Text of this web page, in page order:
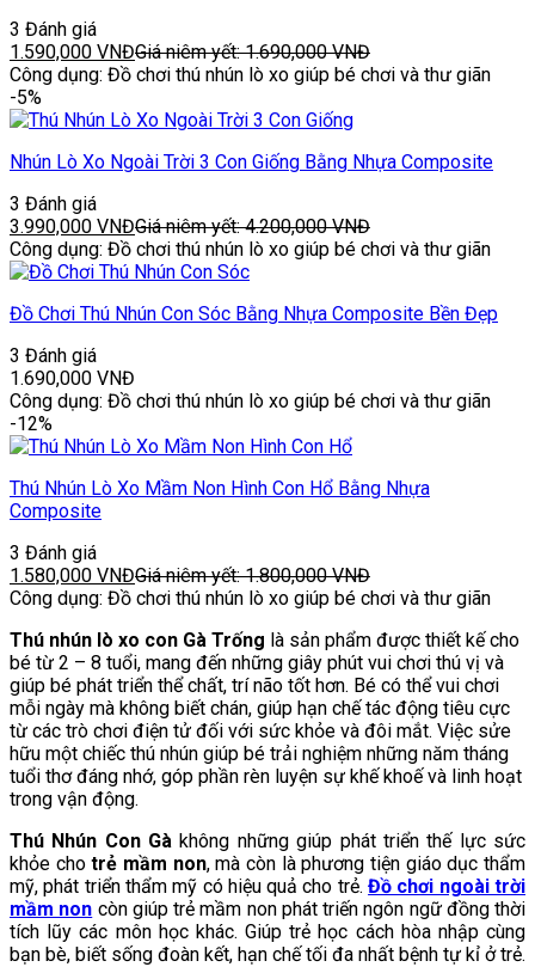
3 Đánh giá
1.590,000 VNĐGiá niêm yết:1.690,000VNĐ
Công dụng: Đồ chơi thú nhún lò xo giúp bé chơi và thư giãn
-5%
Nhún Lò Xo Ngoài Trời 3 Con Giống Bằng Nhựa Composite
3 Đánh giá
3.990,000 VNĐGiá niêm yết:4.200,000VNĐ
Công dụng: Đồ chơi thú nhún lò xo giúp bé chơi và thư giãn
Đồ Chơi Thú Nhún Con Sóc Bằng Nhựa Composite Bền Đẹp
3 Đánh giá
1.690,000 VNĐ
Công dụng: Đồ chơi thú nhún lò xo giúp bé chơi và thư giãn
-12%
Thú Nhún Lò Xo Mầm Non Hình Con Hổ Bằng Nhựa
Composite
3 Đánh giá
1.580,000 VNĐGiá niêm yết:1.800,000VNĐ
Công dụng: Đồ chơi thú nhún lò xo giúp bé chơi và thư giãn
Thú nhún lò xo con Gà Trống là sản phẩm được thiết kế cho
bé từ 2 – 8 tuổi, mang đến những giây phút vui chơi thú vị và
giúp bé phát triển thể chất, trí não tốt hơn. Bé có thể vui chơi
mỗi ngày mà không biết chán, giúp hạn chế tác động tiêu cực
từ các trò chơi điện tử đối với sức khỏe và đôi mắt. Việc sửe
hữu một chiếc thú nhún giúp bé trải nghiệm những năm tháng
tuổi thơ đáng nhớ, góp phần rèn luyện sự khế khoế và linh hoạt
trong vận động.
Thú Nhún Con Gà không những giúp phát triển thế lực sức
khỏe chotrẻ mầm non, mà còn là phương tiện giáo dục thẩm
mỹ, phát triển thẩm mỹ có hiệu quả cho trẻ.Đồ chơi ngoài trời
mầm non còn giúp trẻ mầm non phát triến ngôn ngữ đồng thời
tích lũy các môn học khác. Giúp trẻ học cách hòa nhập cùng
bạn bè, biết sống đoàn kết, hạn chế tối đa nhất bệnh tự kỉ ở trẻ.